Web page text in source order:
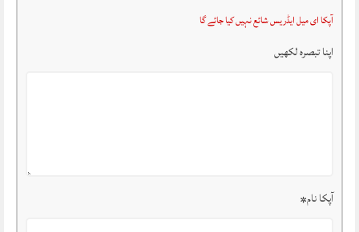
آپکا ای میل ایڈریس شائع نہیں کیا جائے گا
اپنا تبصرہ لکھیں
آپکا نام*